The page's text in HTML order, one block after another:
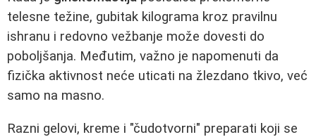
telesne težine, gubitak kilograma kroz pravilnu
ishranu i redovno vežbanje može dovesti do
poboljšanja. Međutim, važno je napomenuti da
fizička aktivnost neće uticati na žlezdano tkivo, već
samo na masno.
Razni gelovi, kreme i "čudotvorni" preparati koji se